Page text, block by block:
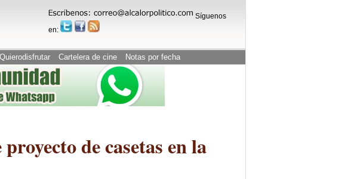
Síguenos
en:
Quierodisfrutar Cartelera de cine Notas por fecha
de casetas en la